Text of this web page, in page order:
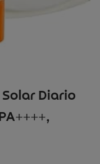
Solar Diario